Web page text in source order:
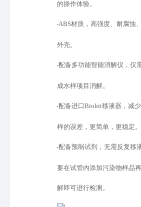
的操作体验。
•ABS材质，高强度、耐腐蚀
外壳。
•配备多功能智能消解仪，仅
成水样项目消解。
•配备进口 Biohit移液器，减
样的误差，更简单，更稳定。
•配备预制试剂，无需反复移
要在试管内添加污染物样品
解即可进行检测。